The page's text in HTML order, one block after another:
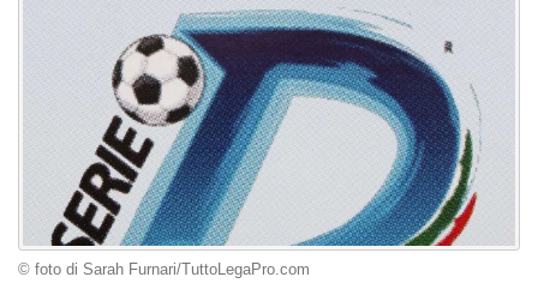
© foto di Sarah Furnari/TuttoLegaPro.com